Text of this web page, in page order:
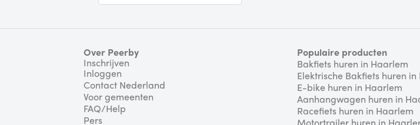
Over Peerby
Inschrijven
Inloggen
Contact Nederland
Voor gemeenten
FAQ/Help
Pers
Populaire producten
Bakfiets huren in Haarlem
Elektrische Bakfiets huren
E-bike huren in Haarlem
Aanhangwagen huren in
Racefiets huren in Haarlem